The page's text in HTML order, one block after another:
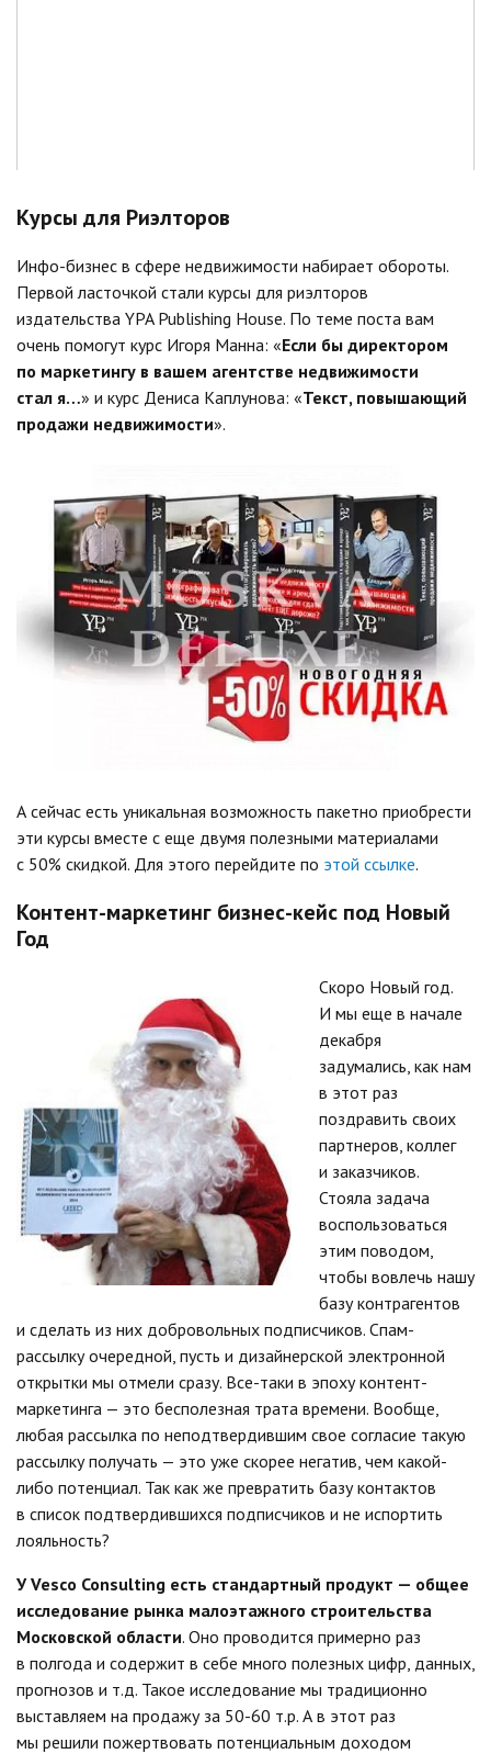
Курсы для Риэлторов
Инфо-бизнес в сфере недвижимости набирает обороты.
Первой ласточкой стали курсы для риэлторов
издательства YPA Publishing House. По теме поста вам
очень помогут курс Игоря Манна: «Если бы директором
по маркетингу в вашем агентстве недвижимости
стал я…» и курс Дениса Каплунова: «Текст, повышающий
продажи недвижимости».
А сейчас есть уникальная возможность пакетно приобрести
эти курсы вместе с еще двумя полезными материалами
с 50% скидкой. Для этого перейдите по этой ссылке.
Контент-маркетинг бизнес-кейс под Новый
Год
Скоро Новый год.
И мы еще в начале
декабря
задумались, как нам
в этот раз
поздравить своих
партнеров, коллег
и заказчиков.
Стояла задача
воспользоваться
этим поводом,
чтобы вовлечь нашу
базу контрагентов
и сделать из них добровольных подписчиков. Спам-
рассылку очередной, пусть и дизайнерской электронной
открытки мы отмели сразу. Все-таки в эпоху контент-
маркетинга — это бесполезная трата времени. Вообще,
любая рассылка по неподтвердившим свое согласие такую
рассылку получать — это уже скорее негатив, чем какой-
либо потенциал. Так как же превратить базу контактов
в список подтвердившихся подписчиков и не испортить
лояльность?
У Vesco Consulting есть стандартный продукт — общее
исследование рынка малоэтажного строительства
Московской области. Оно проводится примерно раз
в полгода и содержит в себе много полезных цифр, данных,
прогнозов и т.д. Такое исследование мы традиционно
выставляем на продажу за 50-60 т.р. А в этот раз
мы решили пожертвовать потенциальным доходом